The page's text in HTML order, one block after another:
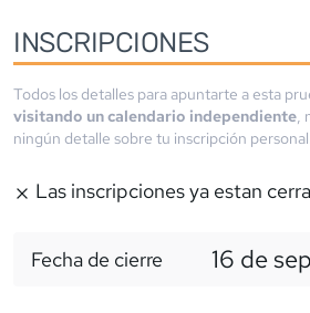
INSCRIPCIONES
Todos los detalles para apuntarte a esta
visitando un calendario independiente,
ningún detalle sobre tu inscripción
Las inscripciones ya estan
Fecha de cierre 16 de